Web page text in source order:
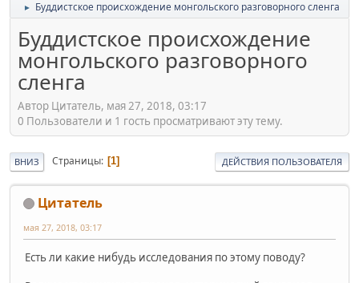
► Буддистское происхождение монгольского разговорного сленга
Буддистское происхождение
монгольского разговорного
сленга
Автор Цитатель, мая 27, 2018, 03:17
0 Пользователи и 1 гость просматривают эту тему.
ВНИЗ Страницы 1 ДЕЙСТВИЯ ПОЛЬЗОВАТЕЛЯ
Цитатель
мая 27, 2018, 03:17
Есть ли какие нибудь исследования по этому поводу?